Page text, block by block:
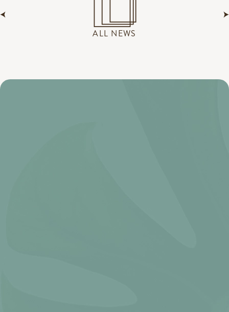
ALL NEWS